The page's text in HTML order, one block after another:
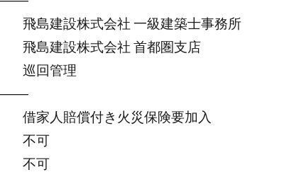
建設株式会社 一級建築士事務所
建設株式会社 首都圏支店
巡回管理
人賠償付き火災保険要加入
不可
不可